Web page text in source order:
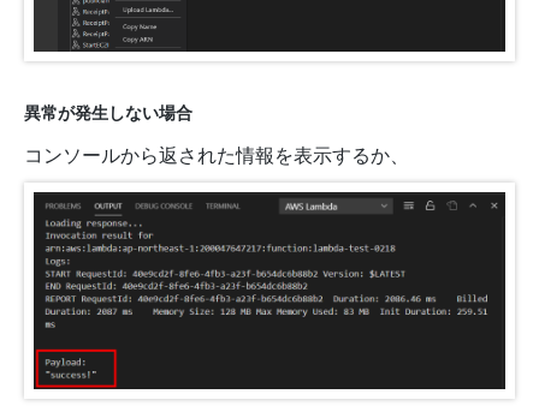
異常が発生しない場合
コンソールから返された情報を表示するか、